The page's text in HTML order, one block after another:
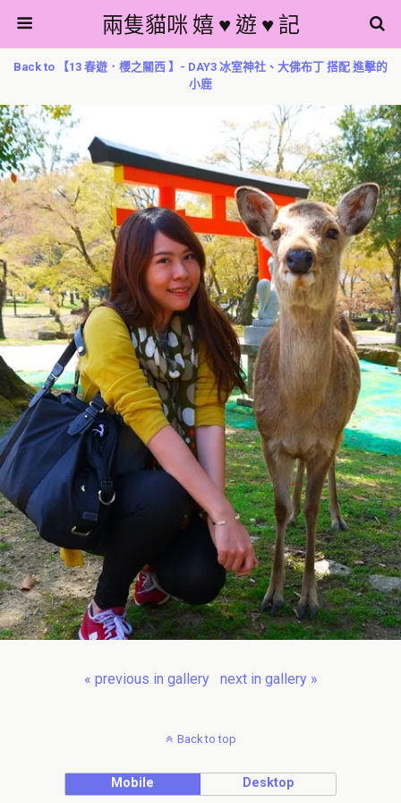
兩隻貓咪 嬉 ♥ 遊 ♥ 記
Back to 【13 春遊．櫻之關西 】- DAY3 冰室神社、大佛布丁 搭配 進擊的
小鹿
« previous in gallery next in gallery »
Back to top
Mobile Desktop